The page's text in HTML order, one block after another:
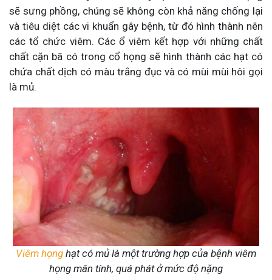
sẽ sưng phồng, chúng sẽ không còn khả năng chống lại
và tiêu diệt các vi khuẩn gây bệnh, từ đó hình thành nên
các tổ chức viêm. Các ổ viêm kết hợp với những chất
chất cặn bã có trong cổ họng sẽ hình thành các hạt có
chứa chất dịch có màu trắng đục và có mùi mùi hôi gọi
là mủ.
Viêm họng hạt có mủ là một trường hợp của bệnh viêm
họng mãn tính, quá phát ở mức độ nặng